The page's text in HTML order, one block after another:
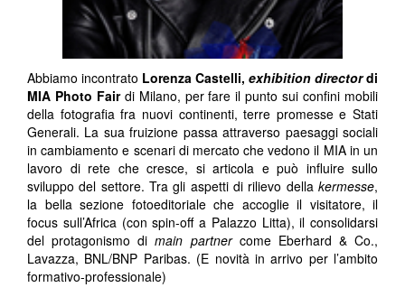
Abbiamo incontrato Lorenza Castelli, exhibition directordi
MIA Photo Fairdi Milano, per fare il punto sui confini mobili
della fotografia fra nuovi continenti, terre promesse e Stati
Generali. La sua fruizione passa attraverso paesaggi sociali
in cambiamento e scenari di mercato che vedono il MIA in un
lavoro di rete che cresce, si articola e può influire sullo
sviluppo del settore. Tra gli aspetti di rilievo della kermesse,
la bella sezione fotoeditoriale che accoglie il visitatore, il
focus sull’Africa (con spin-off a Palazzo Litta), il consolidarsi
del protagonismo dimain partner come Eberhard & Co.,
Lavazza, BNL/BNP Paribas. (E novità in arrivo per l’ambito
formativo-professionale)